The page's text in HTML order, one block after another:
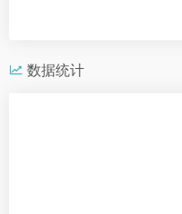
数据统计